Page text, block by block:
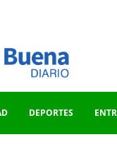
DEPORTES